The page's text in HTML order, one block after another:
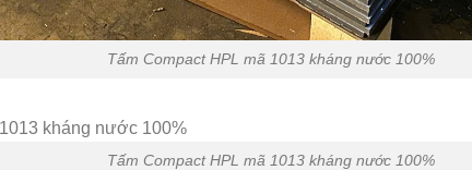
Tấm Compact HPL mã 1013 kháng nước 100%
Tấm Compact HPL mã 1013 kháng nước 100%